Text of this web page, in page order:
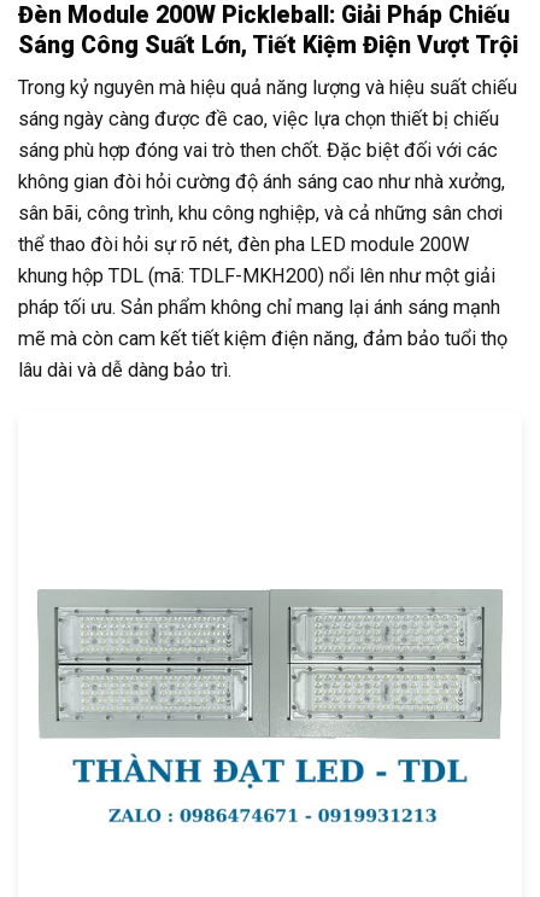
Đèn Module 200W Pickleball: Giải Pháp Chiếu
Sáng Công Suất Lớn, Tiết Kiệm Điện Vượt Trội
Trong kỷ nguyên mà hiệu quả năng lượng và hiệu suất chiếu
sáng ngày càng được đề cao, việc lựa chọn thiết bị chiếu
sáng phù hợp đóng vai trò then chốt. Đặc biệt đối với các
không gian đòi hỏi cường độ ánh sáng cao như nhà xưởng,
sân bãi, công trình, khu công nghiệp, và cả những sân chơi
thể thao đòi hỏi sự rõ nét, đèn pha LED module 200W
khung hộp TDL (mã: TDLF-MKH200) nổi lên như một giải
pháp tối ưu. Sản phẩm không chỉ mang lại ánh sáng mạnh
mẽ mà còn cam kết tiết kiệm điện năng, đảm bảo tuổi thọ
lâu dài và dễ dàng bảo trì.